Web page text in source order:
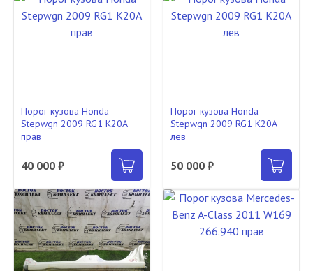
Порог кузова Honda
Stepwgn 2009 RG1 K20A
прав
40 000 ₽
Порог кузова Honda
Stepwgn 2009 RG1 K20A
лев
50 000 ₽